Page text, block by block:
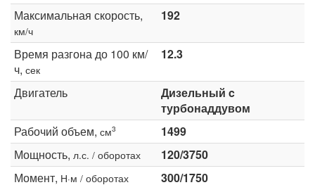
Максимальная скорость,
км/ч
192
Время разгона до 100 км/
ч, сек
12.3
Двигатель
Дизельный c
турбонаддувом
Рабочий объем, см3
1499
Мощность, л.с. / оборотах
120/3750
Момент, Н·м / оборотах
300/1750